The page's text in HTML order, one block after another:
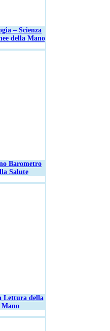
– Scienza
della Mano
Barometro
Salute
Lettura della
Mano